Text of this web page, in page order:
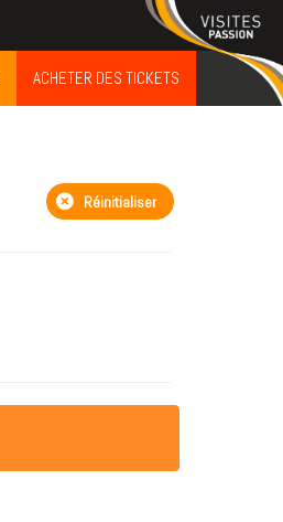
ACHETER DES TICKETS
Réinitialiser